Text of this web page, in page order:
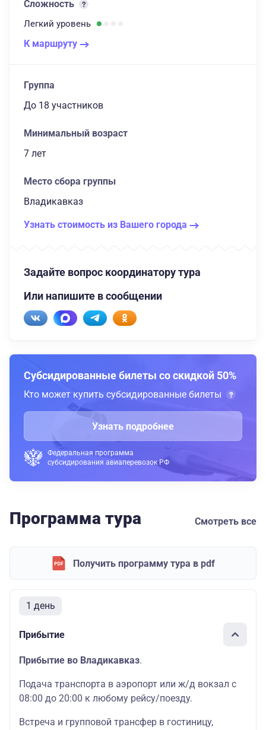
Сложность
Легкий уровень
К маршруту
Группа
до 18 участников
Минимальный возраст
7 лет
Место сбора группы
Владикавказ
Узнать стоимость из Вашего города
Задайте вопрос координатору тура
Или напишите в сообщении
Субсидированные билеты со скидкой 50%
Кто может купить субсидированные билеты
Узнать подробнее
Федеральная программа
субсидирования авиаперевозок РФ
Программа тура Смотреть все
Получить программу тура в pdf
1 день
Прибытие
Прибытие во Владикавказ.
Подача транспорта в аэропорт или ж/д вокзал с
08:00 до 20:00 к любому рейсу/поезду.
Встреча и групповой трансфер в гостиницу,